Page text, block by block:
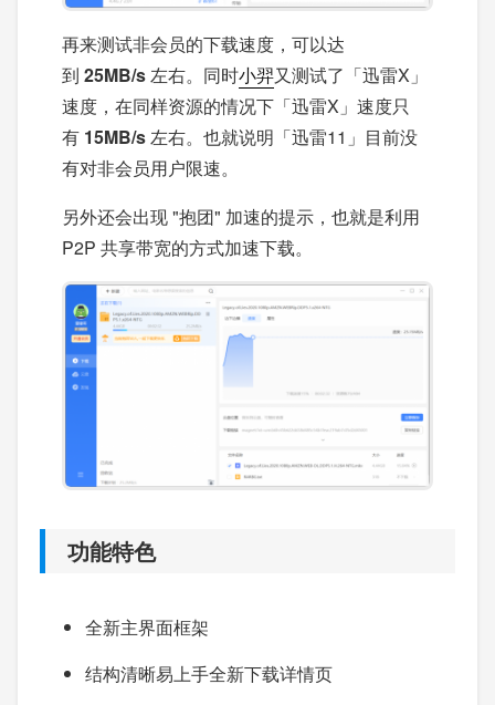
再来测试非会员的下载速度，可以达
到 25MB/s左右。同时小羿又测试了「迅雷X」
速度，在同样资源的情况下「迅雷X」速度只
有 15MB/s左右。也就说明「迅雷11」目前没
有对非会员用户限速。
另外还会出现 "抱团" 加速的提示，也就是利用
P2P 共享带宽的方式加速下载。
功能特色
全新主界面框架
结构清晰易上手全新下载详情页